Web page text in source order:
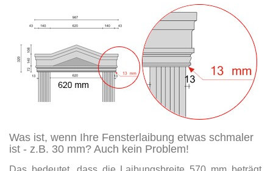
Was ist, wenn Ihre Fensterlaibung etwas schmaler
ist - z.B. 30 mm? Auch kein Problem!